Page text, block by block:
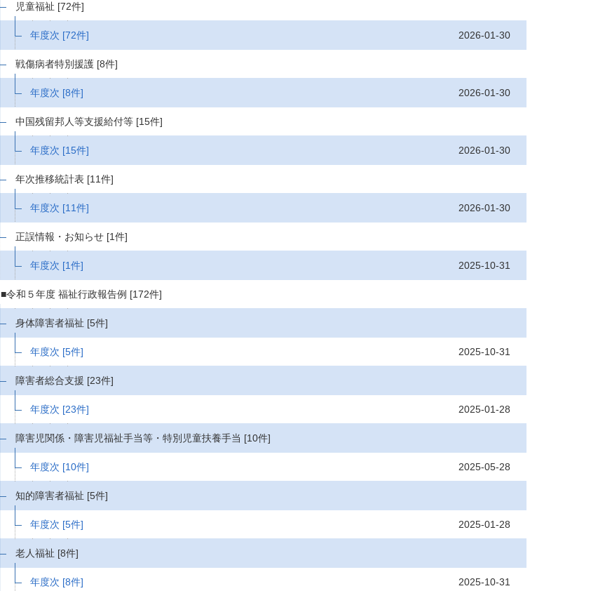
児童福祉 [72件]
年度次 [72件] 2026-01-30
戦傷病者特別援護 [8件]
年度次 [8件] 2026-01-30
中国残留邦人等支援給付等 [15件]
年度次 [15件] 2026-01-30
年次推移統計表 [11件]
年度次 [11件] 2026-01-30
正誤情報・お知らせ [1件]
年度次 [1件] 2025-10-31
■令和５年度 福祉行政報告例 [172件]
身体障害者福祉 [5件]
年度次 [5件] 2025-10-31
障害者総合支援 [23件]
年度次 [23件] 2025-01-28
障害児関係・障害児福祉手当等・特別児童扶養手当 [10件]
年度次 [10件] 2025-05-28
知的障害者福祉 [5件]
年度次 [5件] 2025-01-28
老人福祉 [8件]
年度次 [8件] 2025-10-31